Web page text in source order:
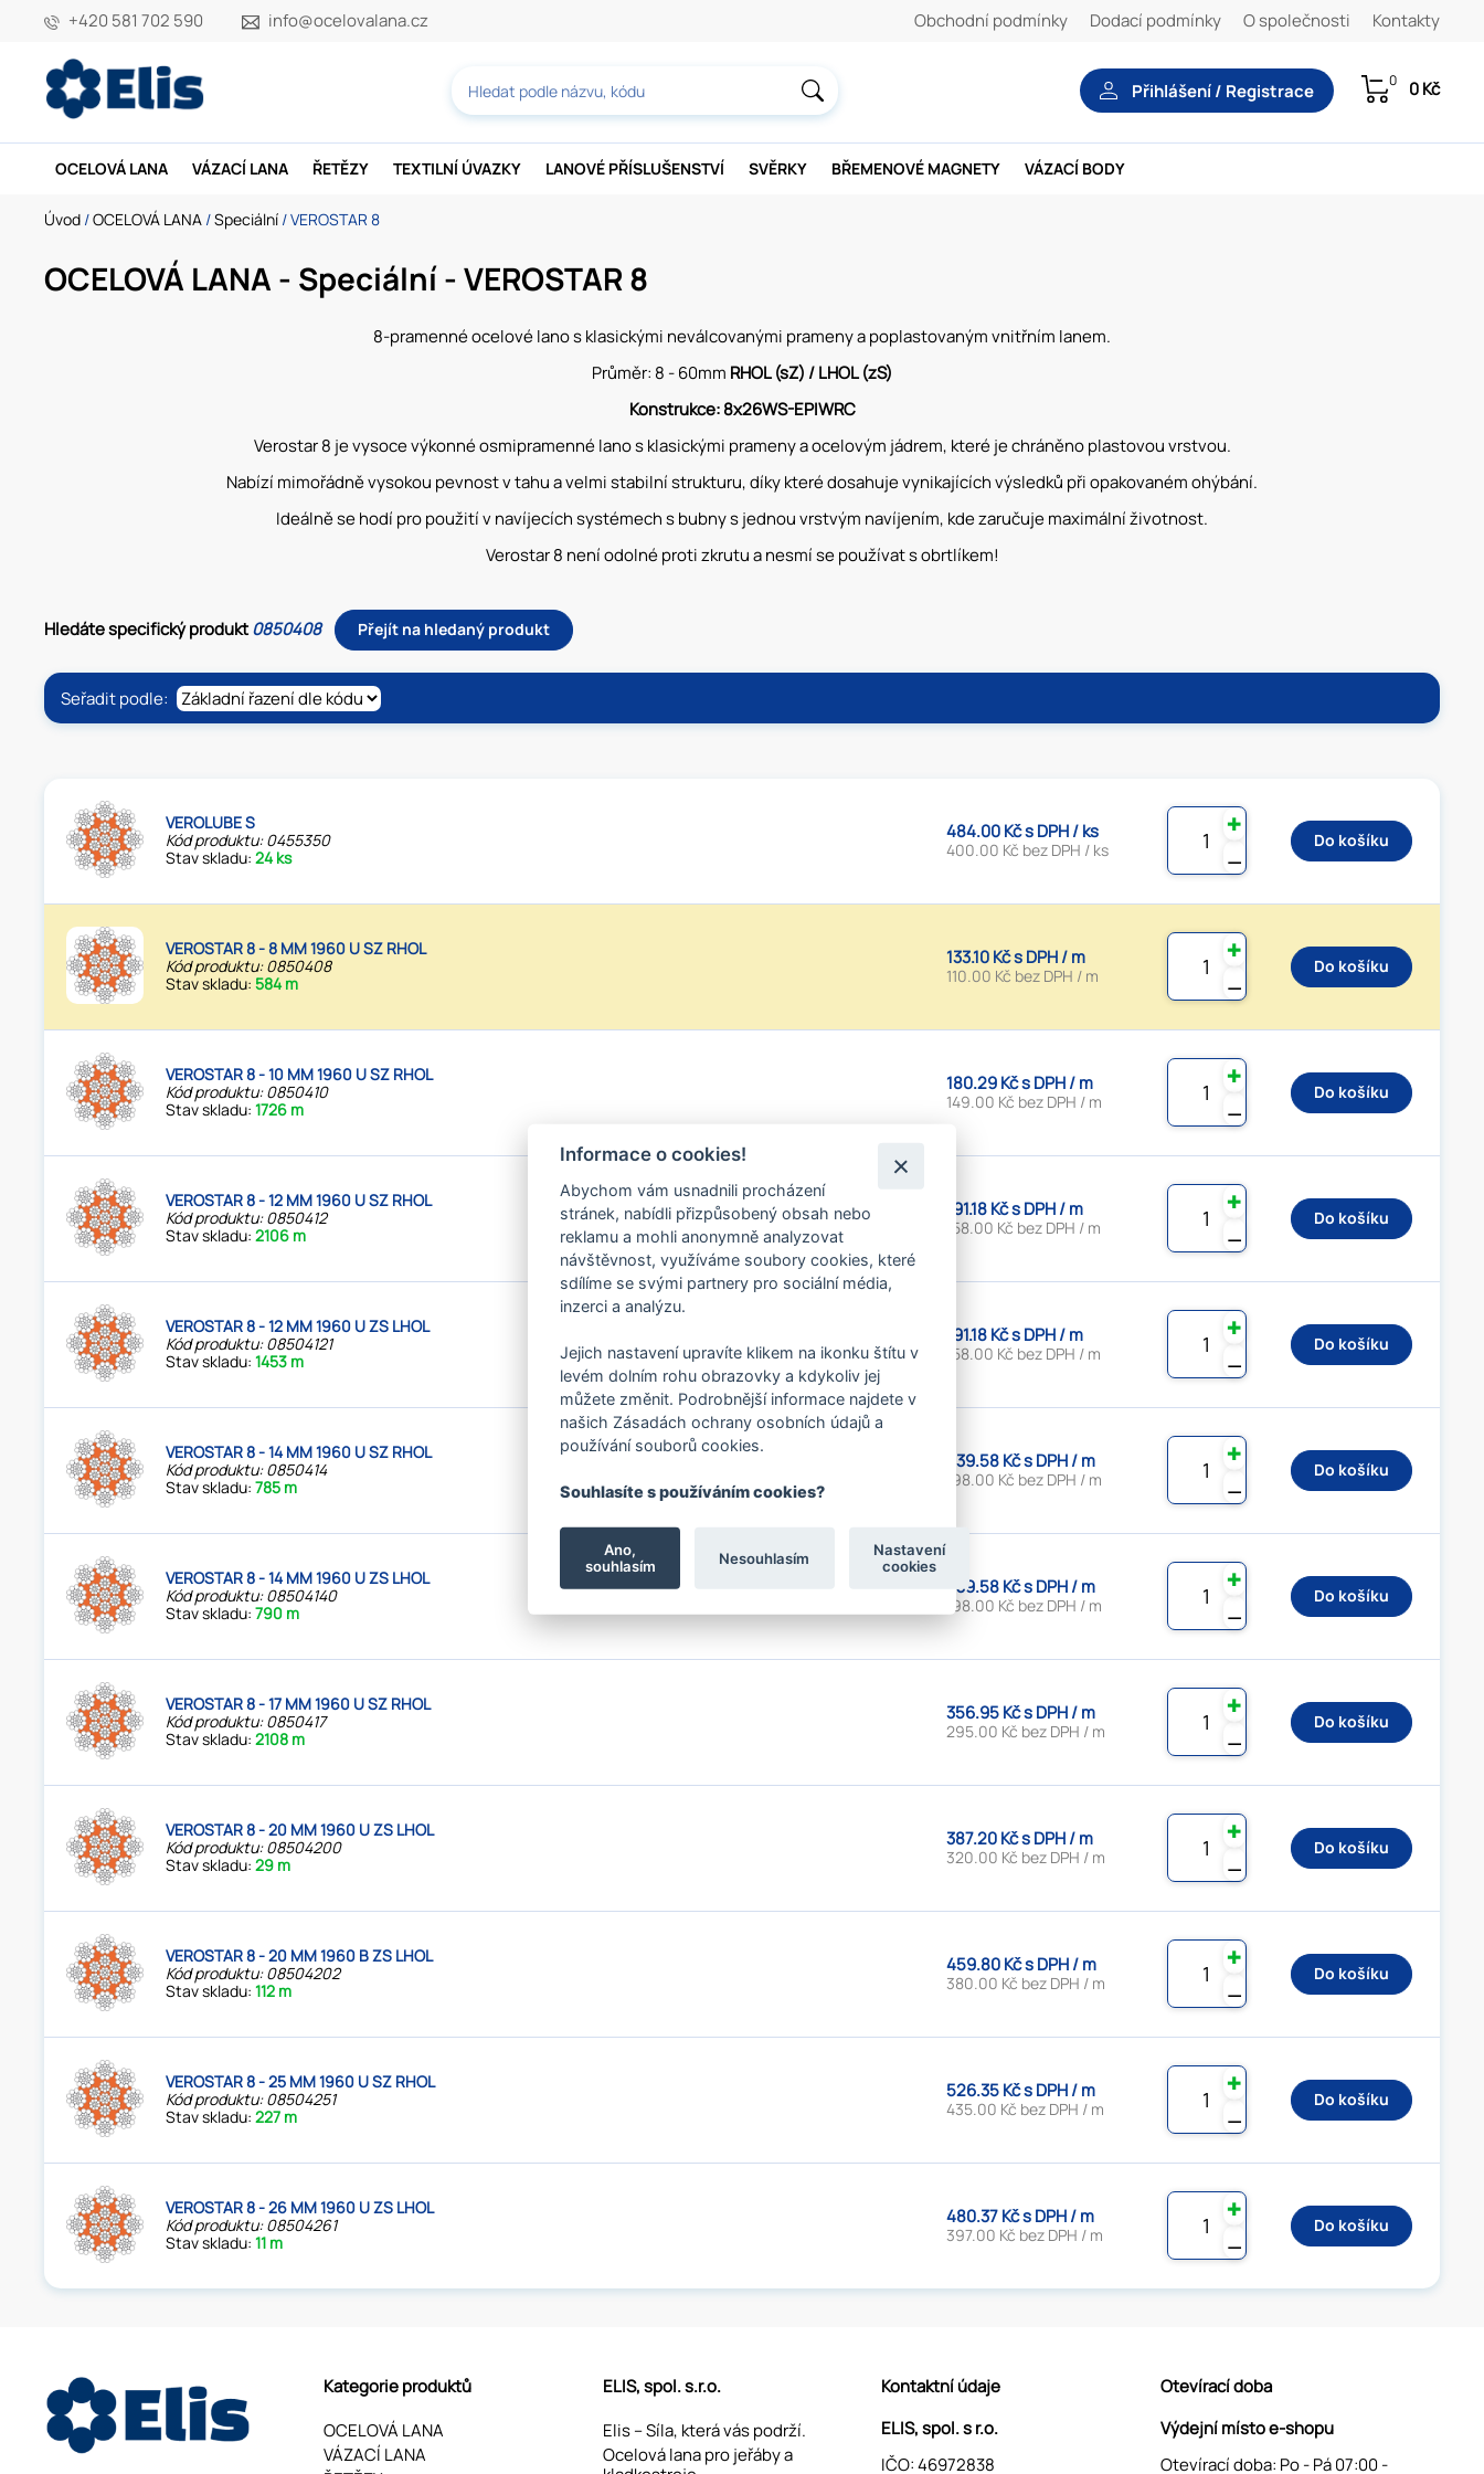
+420 581 702 590 info@ocelovalana.cz Obchodní podmínky Dodací podmínky O společnosti Kontakty
Přihlášení / Registrace 0 0 Kč
OCELOVÁ LANA VÁZACÍ LANA ŘETĚZY TEXTILNÍ ÚVAZKY LANOVÉ PŘÍSLUŠENSTVÍ SVĚRKY BŘEMENOVÉ MAGNETY VÁZACÍ BODY
Úvod /OCELOVÁ LANA /Speciální / VEROSTAR 8
OCELOVÁ LANA - Speciální - VEROSTAR 8
8-pramenné ocelové lano s klasickými neválcovanými prameny a poplastovaným vnitřním lanem.
Průměr: 8 - 60mm RHOL (sZ) / LHOL (zS)
Konstrukce: 8x26WS-EPIWRC
Verostar 8 je vysoce výkonné osmipramenné lano s klasickými prameny a ocelovým jádrem, které je chráněno plastovou vrstvou.
Nabízí mimořádně vysokou pevnost v tahu a velmi stabilní strukturu, díky které dosahuje vynikajících výsledků při opakovaném ohýbání.
Ideálně se hodí pro použití v navíjecích systémech s bubny s jednou vrstvým navíjením, kde zaručuje maximální životnost.
Verostar 8 není odolné proti zkrutu a nesmí se používat s obrtlíkem!
Hledáte specifický produkt0850408 Přejít na hledaný produkt
Seřadit podle:
VEROLUBE S
Kód produktu: 0455350
Stav skladu:24 ks
484.00 Kč s DPH / ks
400.00 Kč bez DPH / ks ⚊
✚
Do košíku
VEROSTAR 8 - 8 MM 1960 U SZ RHOL
Kód produktu: 0850408
Stav skladu:584 m
133.10 Kč s DPH / m
110.00 Kč bez DPH / m ⚊
✚
Do košíku
VEROSTAR 8 - 10 MM 1960 U SZ RHOL
Kód produktu: 0850410
Stav skladu:1726 m
180.29 Kč s DPH / m
149.00 Kč bez DPH / m ⚊
✚
Do košíku
VEROSTAR 8 - 12 MM 1960 U SZ RHOL
Kód produktu: 0850412
Stav skladu:2106 m
191.18 Kč s DPH / m
158.00 Kč bez DPH / m ⚊
✚
Do košíku
VEROSTAR 8 - 12 MM 1960 U ZS LHOL
Kód produktu: 08504121
Stav skladu:1453 m
191.18 Kč s DPH / m
158.00 Kč bez DPH / m ⚊
✚
Do košíku
VEROSTAR 8 - 14 MM 1960 U SZ RHOL
Kód produktu: 0850414
Stav skladu:785 m
239.58 Kč s DPH / m
198.00 Kč bez DPH / m ⚊
✚
Do košíku
VEROSTAR 8 - 14 MM 1960 U ZS LHOL
Kód produktu: 08504140
Stav skladu:790 m
239.58 Kč s DPH / m
198.00 Kč bez DPH / m ⚊
✚
Do košíku
VEROSTAR 8 - 17 MM 1960 U SZ RHOL
Kód produktu: 0850417
Stav skladu:2108 m
356.95 Kč s DPH / m
295.00 Kč bez DPH / m ⚊
✚
Do košíku
VEROSTAR 8 - 20 MM 1960 U ZS LHOL
Kód produktu: 08504200
Stav skladu:29 m
387.20 Kč s DPH / m
320.00 Kč bez DPH / m ⚊
✚
Do košíku
VEROSTAR 8 - 20 MM 1960 B ZS LHOL
Kód produktu: 08504202
Stav skladu:112 m
459.80 Kč s DPH / m
380.00 Kč bez DPH / m ⚊
✚
Do košíku
VEROSTAR 8 - 25 MM 1960 U SZ RHOL
Kód produktu: 08504251
Stav skladu:227 m
526.35 Kč s DPH / m
435.00 Kč bez DPH / m ⚊
✚
Do košíku
VEROSTAR 8 - 26 MM 1960 U ZS LHOL
Kód produktu: 08504261
Stav skladu:11 m
480.37 Kč s DPH / m
397.00 Kč bez DPH / m ⚊
✚
Do košíku
Kategorie produktů
OCELOVÁ LANA
VÁZACÍ LANA
ELIS, spol. s.r.o.
Elis – Síla, která vás podrží.
Ocelová lana pro jeřáby a
Kontaktní údaje
ELIS, spol. s r.o.
IČO: 46972838
Otevírací doba
Výdejní místo e-shopu
Otevírací doba: Po - Pá 07:00 -
Informace o cookies!
Abychom vám usnadnili procházení
stránek, nabídli přizpůsobený obsah nebo
reklamu a mohli anonymně analyzovat
návštěvnost, využíváme soubory cookies, které
sdílíme se svými partnery pro sociální média,
inzerci a analýzu.
Jejich nastavení upravíte klikem na ikonku štítu v
levém dolním rohu obrazovky a kdykoliv jej
můžete změnit. Podrobnější informace najdete v
našich Zásadách ochrany osobních údajů a
používání souborů cookies.
Souhlasíte s používáním cookies?
Ano,
souhlasím
Nesouhlasím
Nastavení
cookies